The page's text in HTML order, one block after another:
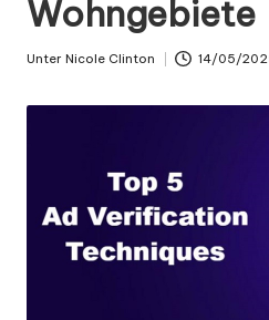
xi
e
s
Proxy-
Einstellungen,
Daten-
Wohngebiete
Unter Nicole Clinton 14/05/